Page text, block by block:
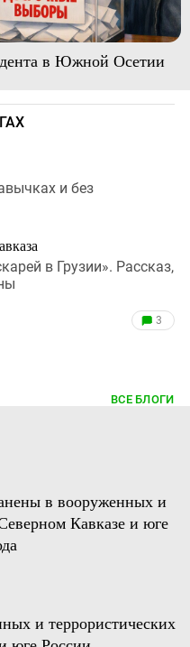
в Южной Осетии
и без
в Грузии». Рассказ,
3
ВСЕ БЛОГИ
в вооруженных и
Кавказе и юге
и террористических